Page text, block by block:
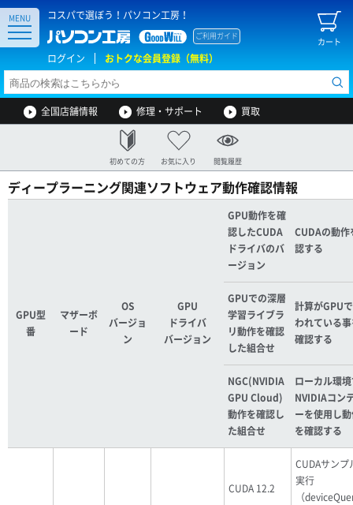
コスパで選ぼう！パソコン工房！
カート
ご利用ガイド
ログイン おトクな会員登録（無料）
MENU
全国店舗情報 修理・サポート 買取
初めての方 お気に入り 閲覧履歴
ディープラーニング関連ソフトウェア動作確認情報
GPU型
番
マザーボ
ード
OS
バージョ
ン
GPU
ドライバ
バージョン
GPU動作を確
認したCUDA
ドライバのバ
ージョン
CUDAの動作
認する
GPUでの深層
学習ライブラ
リ動作を確認
した組合せ
計算がGPU
われている
確認する
NGC(NVIDIA
GPU Cloud)
動作を確認し
た組合せ
ローカル環
NVIDIAコン
ーを使用し
を確認する
CUDA 12.2
CUDAサンプ
実行
（